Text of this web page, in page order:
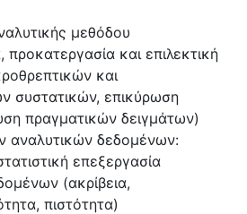
μεθόδου
προκατεργασία και επιλεκτική
και
συστατικών, επικύρωση
πραγματικών δειγμάτων)
αναλυτικών δεδομένων:
επεξεργασία
(ακρίβεια,
πιστότητα)